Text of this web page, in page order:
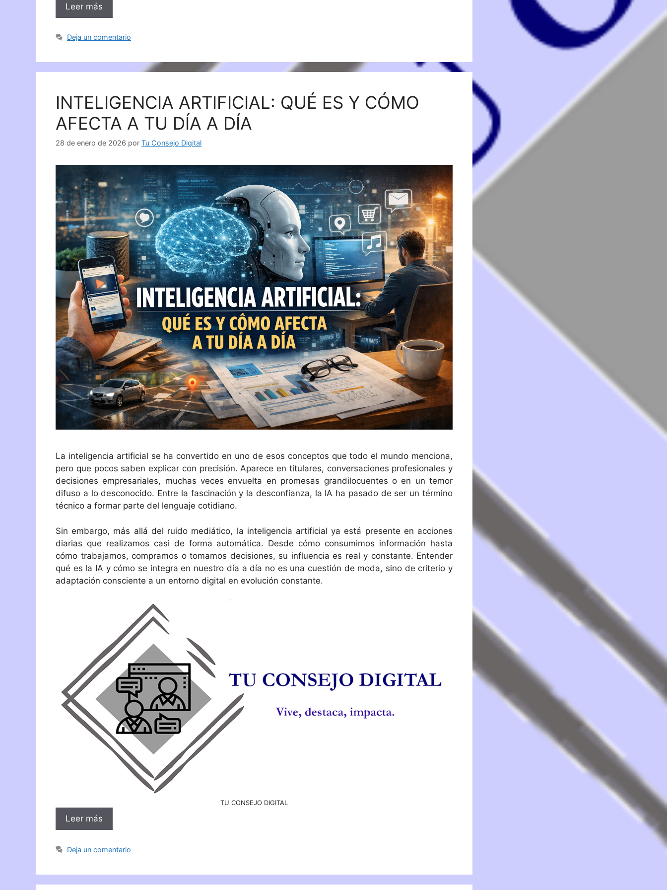
Leer más
Deja un comentario
INTELIGENCIA ARTIFICIAL: QUÉ ES Y CÓMO
AFECTA A TU DÍA A DÍA
28 de enero de 2026 por Tu Consejo Digital
La inteligencia artificial se ha convertido en uno de esos conceptos que todo el mundo menciona,
pero que pocos saben explicar con precisión. Aparece en titulares, conversaciones profesionales y
decisiones empresariales, muchas veces envuelta en promesas grandilocuentes o en un temor
difuso a lo desconocido. Entre la fascinación y la desconfianza, la IA ha pasado de ser un término
técnico a formar parte del lenguaje cotidiano.
Sin embargo, más allá del ruido mediático, la inteligencia artificial ya está presente en acciones
diarias que realizamos casi de forma automática. Desde cómo consumimos información hasta
cómo trabajamos, compramos o tomamos decisiones, su influencia es real y constante. Entender
qué es la IA y cómo se integra en nuestro día a día no es una cuestión de moda, sino de criterio y
adaptación consciente a un entorno digital en evolución constante.
TU CONSEJO DIGITAL
Leer más
Deja un comentario